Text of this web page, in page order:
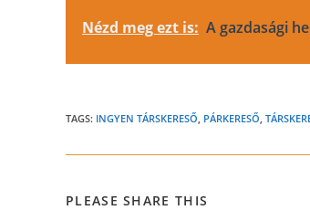
Nézd meg ezt is: A gazdasági
TAGS: INGYEN TÁRSKERESŐ, PÁRKERESŐ,
PLEASE SHARE THIS